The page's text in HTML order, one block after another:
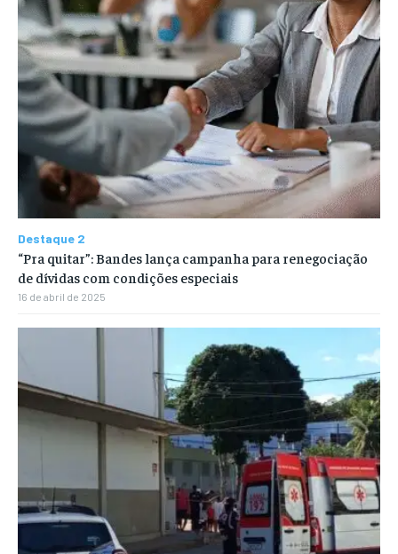
Destaque 2
“Pra quitar”: Bandes lança campanha para renegociação
de dívidas com condições especiais
16 de abril de 2025